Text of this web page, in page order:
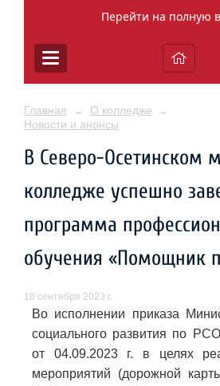
Перейти на полную
Главная → О колледже →
Новости и анонсы
В Северо-Осетинском
колледже успешно
программа
обучения «Помощник
18 сентября 2023 г.
Во исполнении приказа
социального развития по
от 04.09.2023 г. в целях
мероприятий (дорожной